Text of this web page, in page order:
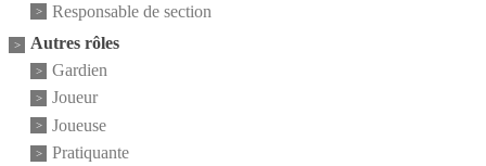
Responsable de section
Autres rôles
Gardien
Joueur
Joueuse
Pratiquante